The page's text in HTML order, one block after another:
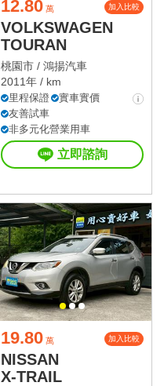
12.80 萬 加入比較
VOLKSWAGEN
TOURAN
桃園市 / 鴻揚汽車
2011年 / km
里程保證
實車實價
友善試車
非多元化營業用車
立即諮詢
19.80 萬 加入比較
NISSAN
X-TRAIL